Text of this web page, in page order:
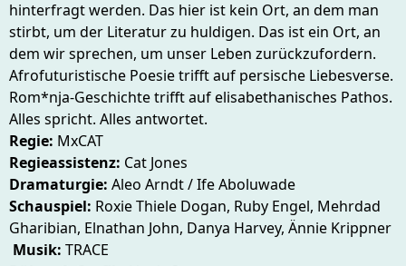
hinterfragt werden. Das hier ist kein Ort, an dem man
stirbt, um der Literatur zu huldigen. Das ist ein Ort, an
dem wir sprechen, um unser Leben zurückzufordern.
Afrofuturistische Poesie trifft auf persische Liebesverse.
Rom*nja-Geschichte trifft auf elisabethanisches Pathos.
Alles spricht. Alles antwortet.
Regie: MxCAT
Regieassistenz: Cat Jones
Dramaturgie: Aleo Arndt / Ife Aboluwade
Schauspiel: Roxie Thiele Dogan, Ruby Engel, Mehrdad
Gharibian, Elnathan John, Danya Harvey, Ännie Krippner
Musik: TRACE